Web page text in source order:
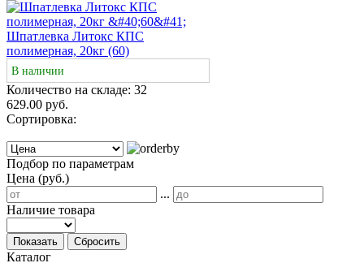
Шпатлевка Литокс КПС
полимерная, 20кг (60)
В наличии
Количество на складе: 32
629.00 руб.
Сортировка:
Подбор по параметрам
Цена (руб.)
...
Наличие товара
Показать Сбросить
Каталог